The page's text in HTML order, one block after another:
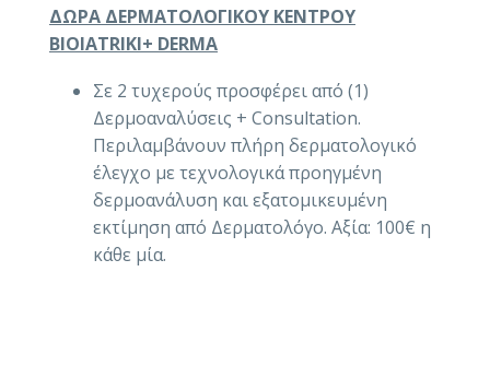
ΔΩΡΑ ΔΕΡΜΑΤΟΛΟΓΙΚΟΥ ΚΕΝΤΡΟΥ
BIOIATRIKI+ DERMA
Σε 2 τυχερούς προσφέρει από (1)
Δερμοαναλύσεις + Consultation.
Περιλαμβάνουν πλήρη δερματολογικό
έλεγχο με τεχνολογικά προηγμένη
δερμοανάλυση και εξατομικευμένη
εκτίμηση από Δερματολόγο. Αξία: 100€ η
κάθε μία.